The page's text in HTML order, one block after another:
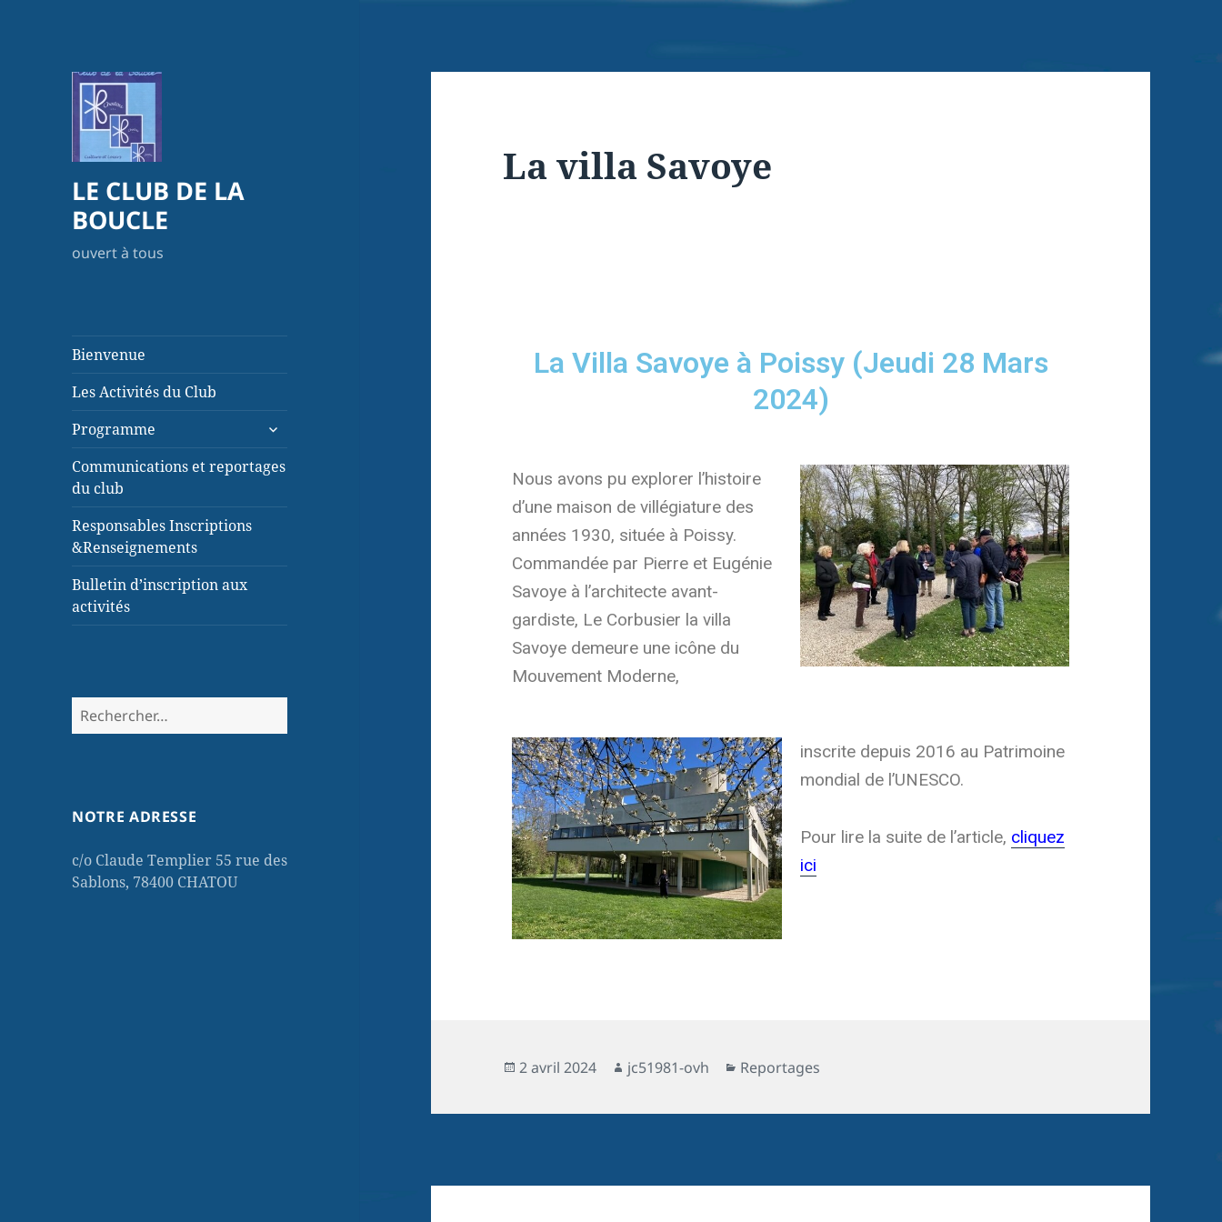
LE CLUB DE LA
BOUCLE
ouvert à tous
Bienvenue
Les Activités du Club
Programme
Communications et reportages
du club
Responsables Inscriptions
&Renseignements
Bulletin d’inscription aux
activités
NOTRE ADRESSE
c/o Claude Templier 55 rue des
Sablons, 78400 CHATOU
La villa Savoye
La Villa Savoye à Poissy (Jeudi 28 Mars
2024)
Nous avons pu explorer l’histoire
d’une maison de villégiature des
années 1930, située à Poissy.
Commandée par Pierre et Eugénie
Savoye à l’architecte avant-
gardiste, Le Corbusier la villa
Savoye demeure une icône du
Mouvement Moderne,
inscrite depuis 2016 au Patrimoine
mondial de l’UNESCO.
Pour lire la suite de l’article, cliquez
ici
2 avril 2024 jc51981-ovh Reportages